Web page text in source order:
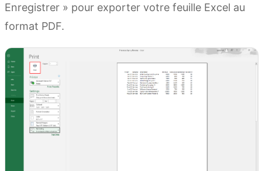
Enregistrer » pour exporter votre feuille Excel au
format PDF.